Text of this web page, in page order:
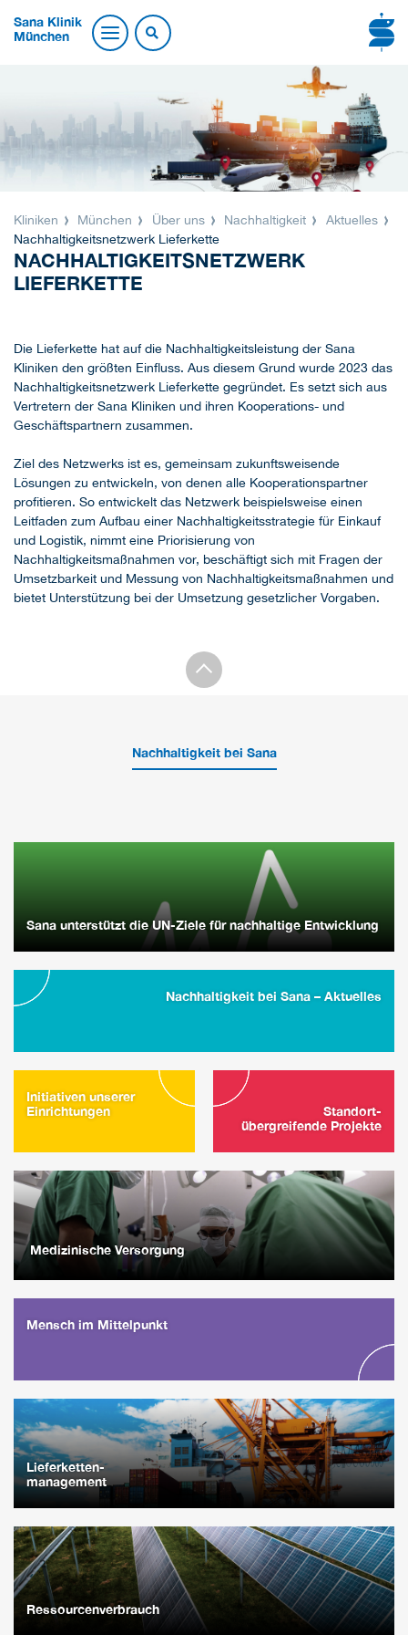
Sana Klinik
München
Kliniken München Über uns Nachhaltigkeit
Aktuelles
Nachhaltigkeitsnetzwerk Lieferkette
NACHHALTIGKEITSNETZWERK
LIEFERKETTE
Die Lieferkette hat auf die Nachhaltigkeitsleistung der Sana
Kliniken den größten Einfluss. Aus diesem Grund wurde 2023 das
Nachhaltigkeitsnetzwerk Lieferkette gegründet. Es setzt sich aus
Vertretern der Sana Kliniken und ihren Kooperations- und
Geschäftspartnern zusammen.
Ziel des Netzwerks ist es, gemeinsam zukunftsweisende
Lösungen zu entwickeln, von denen alle Kooperationspartner
profitieren. So entwickelt das Netzwerk beispielsweise einen
Leitfaden zum Aufbau einer Nachhaltigkeitsstrategie für Einkauf
und Logistik, nimmt eine Priorisierung von
Nachhaltigkeitsmaßnahmen vor, beschäftigt sich mit Fragen der
Umsetzbarkeit und Messung von Nachhaltigkeitsmaßnahmen und
bietet Unterstützung bei der Umsetzung gesetzlicher Vorgaben.
Nachhaltigkeit bei Sana
Sana unterstützt die UN-Ziele für nachhaltige Entwicklung
Nachhaltigkeit bei Sana – Aktuelles
Initiativen unserer
Einrichtungen
Standort-
übergreifende Projekte
Medizinische Versorgung
Mensch im Mittelpunkt
Lieferketten-
management
Ressourcenverbrauch